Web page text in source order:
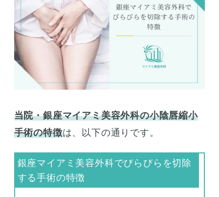
当院・銀座マイアミ美容外科の小陰唇縮小
手術の特徴は、以下の通りです。